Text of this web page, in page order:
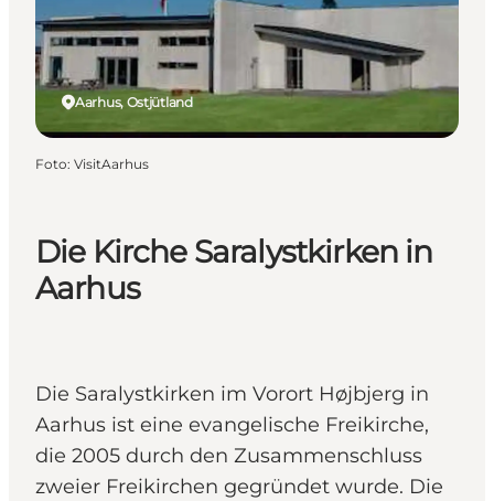
Reiseplanung
Die Kirche Saralystkirken in
Aarhus
Die Saralystkirken im Vorort Højbjerg in
Aarhus ist eine evangelische Freikirche,
die 2005 durch den Zusammenschluss
zweier Freikirchen gegründet wurde. Die
Aarhus, Ostjütland
Foto: VisitAarhus